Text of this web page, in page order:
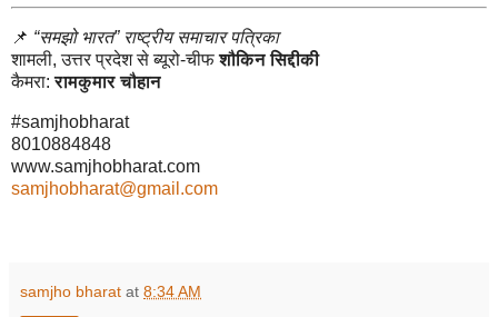
📌 “समझो भारत” राष्ट्रीय समाचार पत्रिका
शामली, उत्तर प्रदेश से ब्यूरो-चीफशौकिन सिद्दीकी
कैमरा:रामकुमार चौहान
#samjhobharat
8010884848
www.samjhobharat.com
samjhobharat@gmail.com
samjho bharat at 8:34 AM